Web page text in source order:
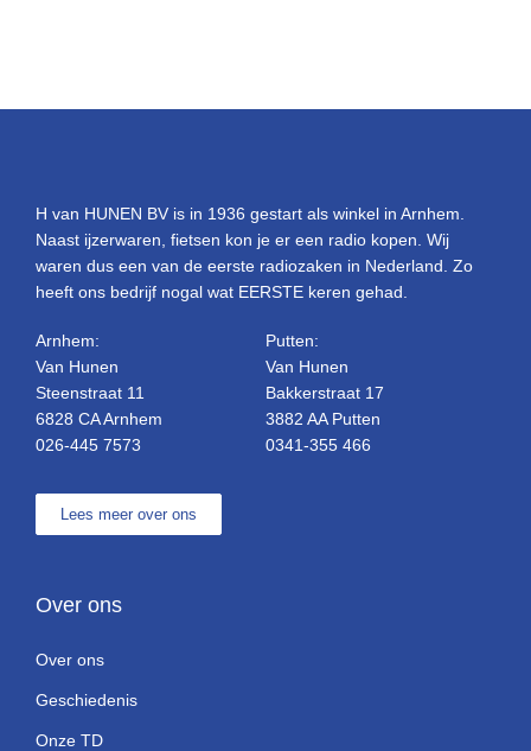
H van HUNEN BV is in 1936 gestart als winkel in Arnhem.
Naast ijzerwaren, fietsen kon je er een radio kopen. Wij
waren dus een van de eerste radiozaken in Nederland. Zo
heeft ons bedrijf nogal wat EERSTE keren gehad.
Arnhem:
Van Hunen
Steenstraat 11
6828 CA Arnhem
026-445 7573
Putten:
Van Hunen
Bakkerstraat 17
3882 AA Putten
0341-355 466
Lees meer over ons
Over ons
Over ons
Geschiedenis
Onze TD